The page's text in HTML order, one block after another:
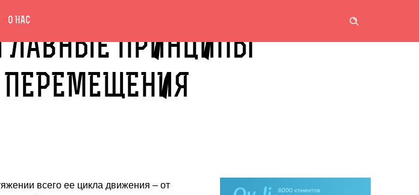
О НАС
ПРИНЦИПЫ
всего ее цикла движения – от